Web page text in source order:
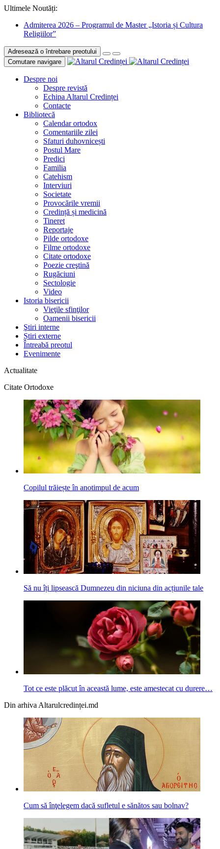
Ultimele Noutăți:
Admiterea 2026 – Programul de Master „Istoria și Cultura
Religiilor”
Adresează o întrebare preotului
Comutare navigare
Despre noi
Despre revistă
Echipa Altarul Credinței
Contacte
Bibliotecă
Calendar ortodox
Comentariile zilei
Sfaturi duhovnicești
Postul Mare
Predici
Familia
Catehism
Interviuri
Societate
Provocările vremii
Credință și medicină
Tineret
Reportaje
Pilde ortodoxe
Filme ortodoxe
Citate ortodoxe
Poezie creştină
Rugăciuni
Sectologie
Video
Istoria bisericii
Vieţile sfinţilor
Oamenii bisericii
Ştiri interne
Știri externe
Întreabă preotul
Evenimente
Actualitate
Citate Ortodoxe
Copilul trăiește în anotimpul de acum
Să nu îți lipsească Dumnezeu din niciuna din acțiunile tale
Tot ce este plăcut în această lume, este amestecat cu durere…
Din arhiva Altarulcredinței.md
Cum să înţelegem dacă sufletul e sănătos sau bolnav?